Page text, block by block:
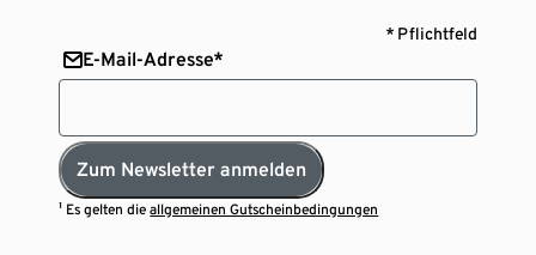
* Pflichtfeld
E-Mail-Adresse*
Zum Newsletter anmelden
¹ Es gelten dieallgemeinen Gutscheinbedingungen